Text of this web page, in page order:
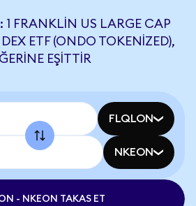
FRANKLIN US LARGE CAP
ETF (ONDO TOKENIZED),
EŞITTIR
FLQLON
NKEON
- NKEON TAKAS ET